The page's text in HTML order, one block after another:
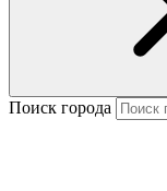
Поиск города